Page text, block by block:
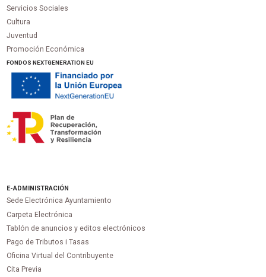
Servicios Sociales
Cultura
Juventud
Promoción Económica
FONDOS NEXTGENERATION EU
E-ADMINISTRACIÓN
Sede Electrónica Ayuntamiento
Carpeta Electrónica
Tablón de anuncios y editos electrónicos
Pago de Tributos i Tasas
Oficina Virtual del Contribuyente
Cita Previa